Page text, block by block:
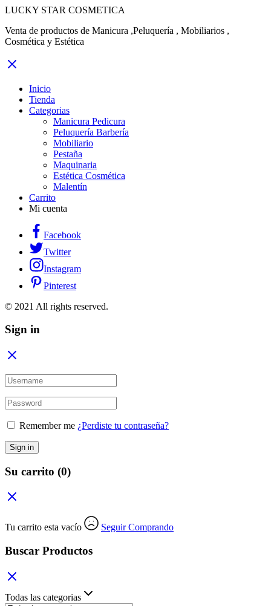
LUCKY STAR COSMETICA
Venta de productos de Manicura ,Peluquería , Mobiliarios ,
Cosmética y Estética
Inicio
Tienda
Categorias
Manicura Pedicura
Peluquería Barbería
Mobiliario
Pestaña
Maquinaria
Estética Cosmética
Malentín
Carrito
Mi cuenta
Facebook
Twitter
Instagram
Pinterest
© 2021 All rights reserved.
Sign in
Remember me ¿Perdiste tu contraseña?
Sign in
Su carrito (0)
Tu carrito esta vacío Seguir Comprando
Buscar Productos
Todas las categorias